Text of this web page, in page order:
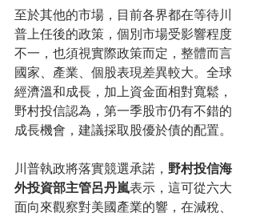
至於其他的市場，目前各界都在等待川
普上任後的政策，個別市場受影響程度
不一，也須視實際政策而定，整體而言
國家、產業、個股表現差異較大。 全球
經濟溫和成長，加上資金面相對寬鬆，
野村投信認為，第一季股市仍有不錯的
成長機會，建議採取股優於債的配置。
川普執政將落實競選承諾， 野村投信海
外投資部主管呂丹嵐表示，這可從六大
面向來觀察對美國產業的響，在減稅、